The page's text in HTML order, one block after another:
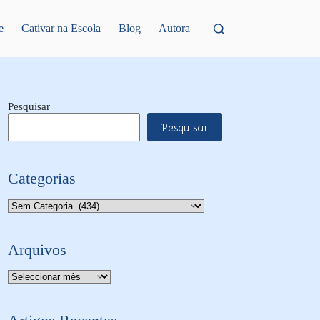
Cativar na Escola Blog Autora
Pesquisar
Pesquisar
Categorias
Categorias
Arquivos
Arquivo